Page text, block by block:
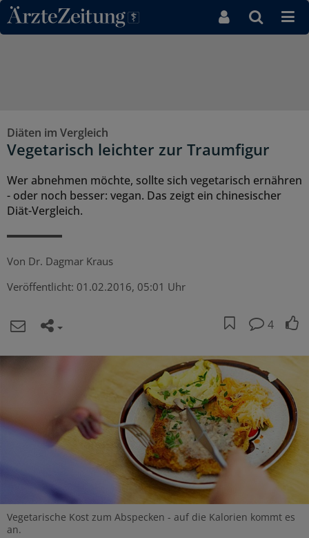
Direkt zum Inhaltsbereich
Diäten im Vergleich
Vegetarisch leichter zur Traumfigur
Wer abnehmen möchte, sollte sich vegetarisch ernähren
- oder noch besser: vegan. Das zeigt ein chinesischer
Diät-Vergleich.
Von Dr. Dagmar Kraus
Veröffentlicht: 01.02.2016, 05:01 Uhr
4
Vegetarische Kost zum Abspecken - auf die Kalorien kommt es
an.